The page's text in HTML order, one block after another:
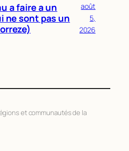
a faire a un
ne sont pas un
août
5,
2026
et communautés de la